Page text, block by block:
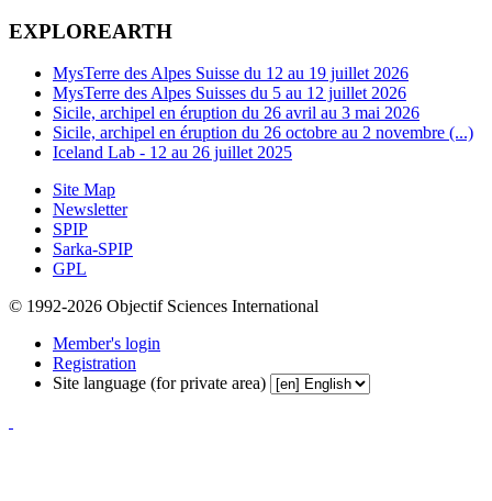
EXPLOREARTH
MysTerre des Alpes Suisse du 12 au 19 juillet 2026
MysTerre des Alpes Suisses du 5 au 12 juillet 2026
Sicile, archipel en éruption du 26 avril au 3 mai 2026
Sicile, archipel en éruption du 26 octobre au 2 novembre (...)
Iceland Lab - 12 au 26 juillet 2025
Site Map
Newsletter
SPIP
Sarka-SPIP
GPL
© 1992-2026 Objectif Sciences International
Member's login
Registration
Site language (for private area)